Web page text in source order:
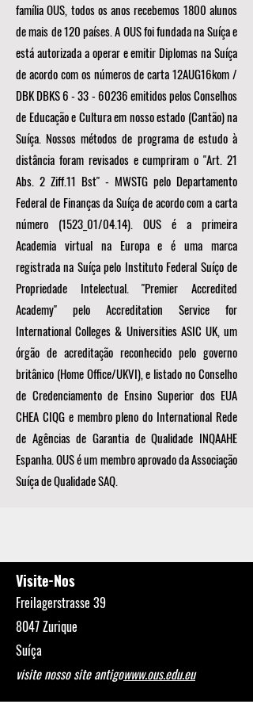
família OUS, todos os anos recebemos 1800 alunos
de mais de 120 países. A OUS foi fundada na Suíça e
está autorizada a operar e emitir Diplomas na Suíça
de acordo com os números de carta 12AUG16kom /
DBK DBKS6 - 33 - 60236emitidos pelos Conselhos
de Educação e Cultura em nosso estado (Cantão) na
Suíça. Nossos métodos de programa de estudo à
distância foram revisados e cumpriram o "Art. 21
Abs. 2 Ziff.11 Bst" - MWSTG pelo Departamento
Federal de Finanças da Suíça de acordo com a carta
número (1523_01/04.14). OUS é a primeira
Academia virtual na Europa e é uma marca
registrada na Suíça pelo Instituto Federal Suíço de
Propriedade Intelectual. "Premier Accredited
Academy" pelo Accreditation Service for
International Colleges & Universities ASIC UK, um
órgão de acreditação reconhecido pelo governo
britânico (Home Office/UKVI), e listado no Conselho
de Credenciamento de Ensino Superior dos EUA
CHEA CIQG e membro pleno do International Rede
de Agências de Garantia de Qualidade INQAAHE
Espanha. OUS é um membro aprovado da Associação
Suíça de Qualidade SAQ.
Visite-Nos
Freilagerstrasse 39
8047 Zurique
Suíça
visite nosso site antigowww.ous.edu.eu